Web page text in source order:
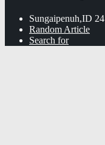
Sungaipenuh,ID 24
Random Article
Search for